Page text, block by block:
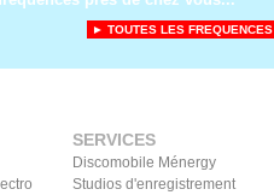
► TOUTES LES FREQUENCES
SERVICES
Discomobile Ménergy
Studios d'enregistrement